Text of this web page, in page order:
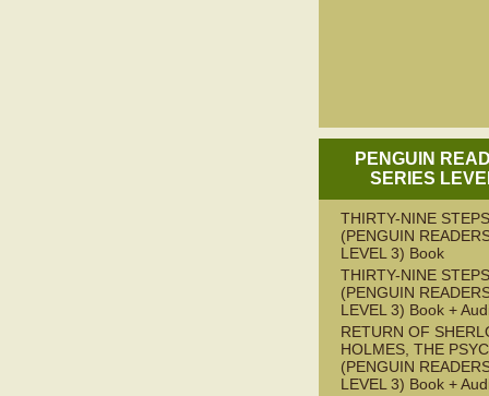
PENGUIN
SERIES
THIRTY-NINE
(PENGUIN
LEVEL 3) Book
THIRTY-NINE
(PENGUIN
LEVEL 3) Book +
RETURN OF
HOLMES, THE
(PENGUIN
LEVEL 3) Book +